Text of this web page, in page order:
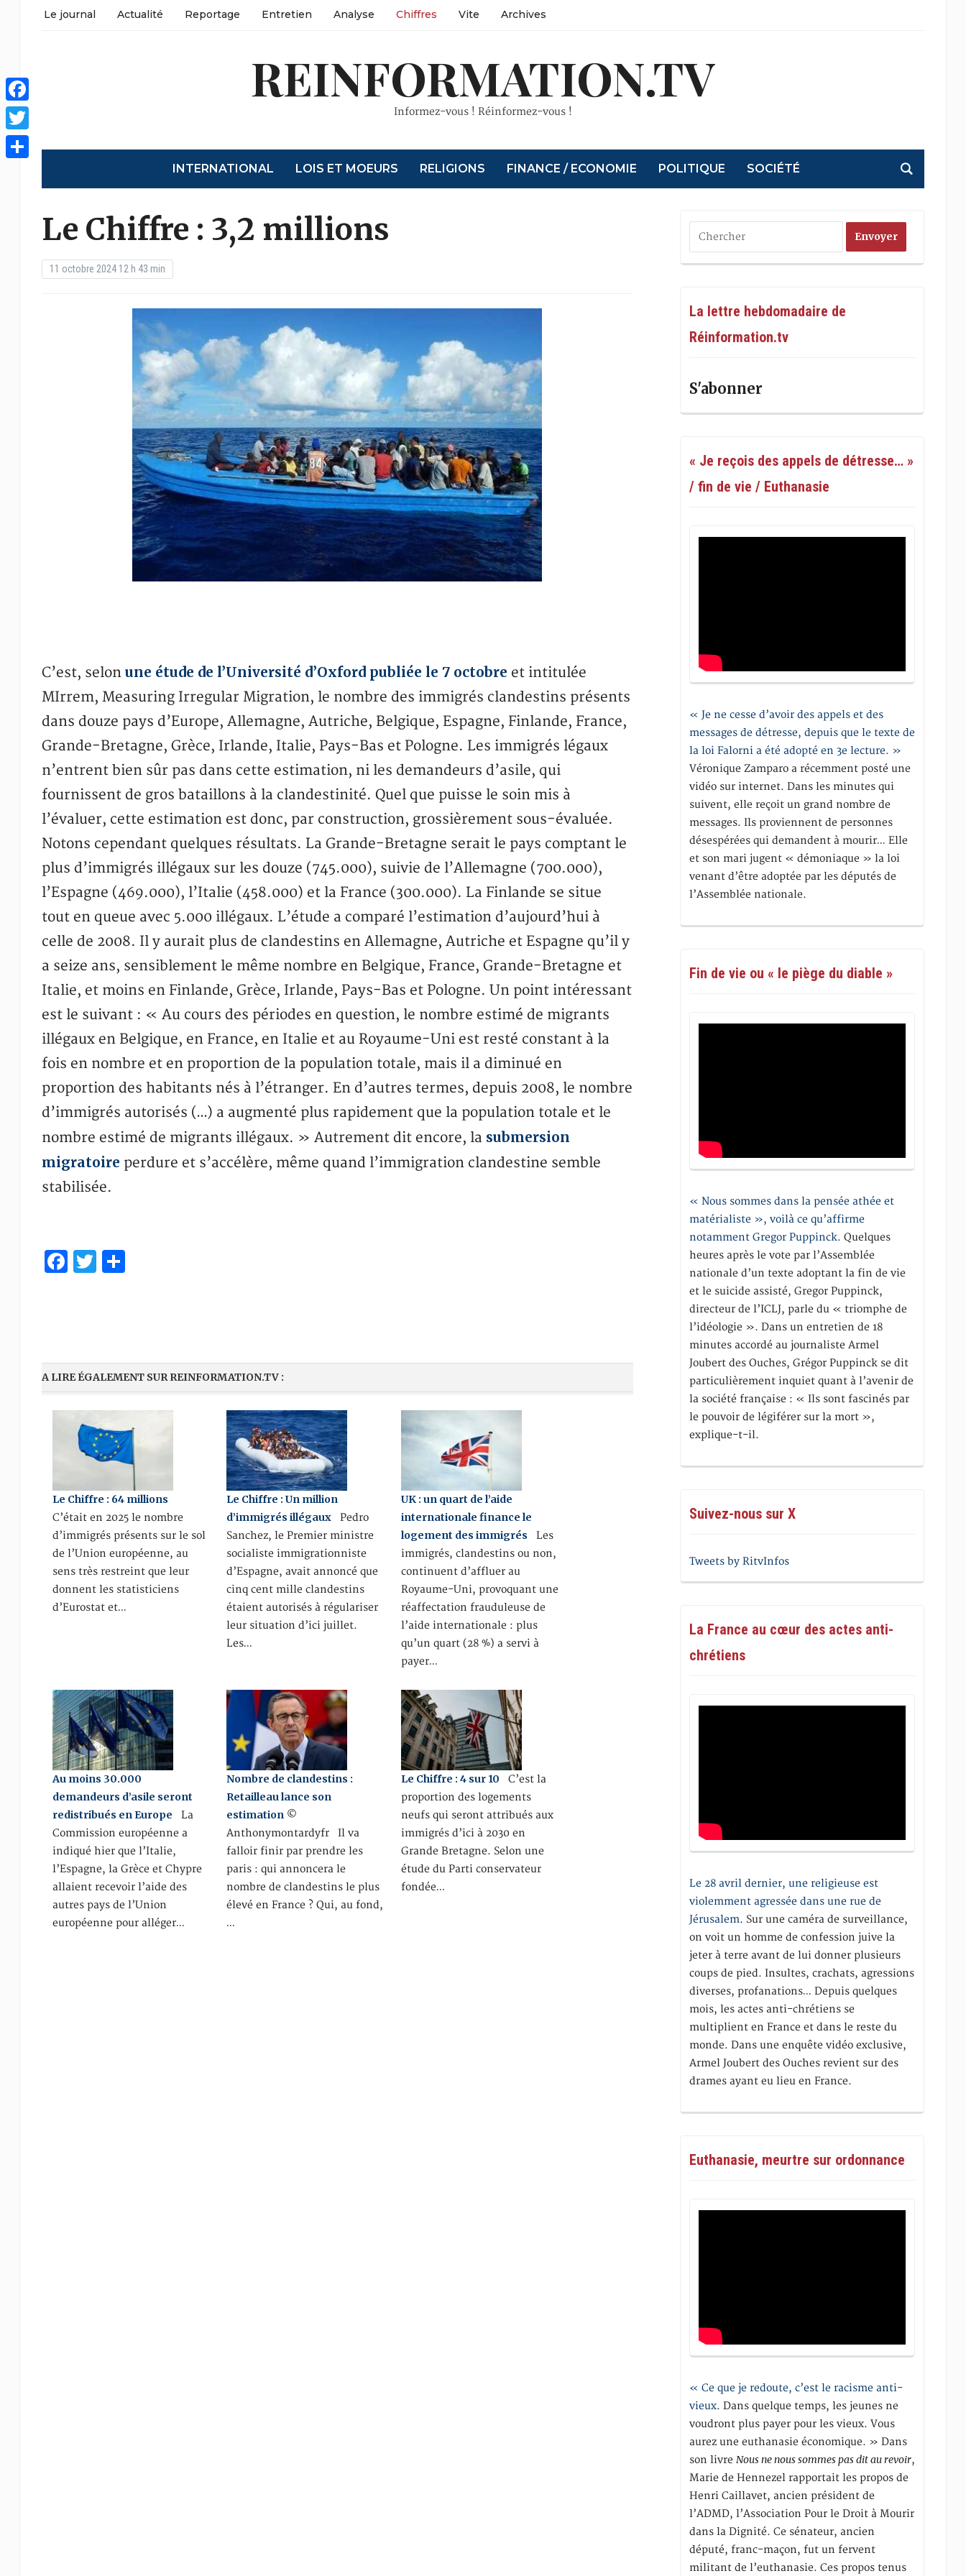
Le journal Actualité Reportage Entretien Analyse Chiffres Vite Archives
REINFORMATION.TV
Informez-vous ! Réinformez-vous !
INTERNATIONAL LOIS ET MOEURS RELIGIONS FINANCE / ECONOMIE POLITIQUE SOCIÉTÉ
Le Chiffre : 3,2 millions
11 octobre 2024 12 h 43 min
C’est, selon une étude de l’Université d’Oxford publiée le 7 octobre et intitulée
MIrrem, Measuring Irregular Migration, le nombre des immigrés clandestins présents
dans douze pays d’Europe, Allemagne, Autriche, Belgique, Espagne, Finlande, France,
Grande-Bretagne, Grèce, Irlande, Italie, Pays-Bas et Pologne. Les immigrés légaux
n’entrent bien sûr pas dans cette estimation, ni les demandeurs d’asile, qui
fournissent de gros bataillons à la clandestinité. Quel que puisse le soin mis à
l’évaluer, cette estimation est donc, par construction, grossièrement sous-évaluée.
Notons cependant quelques résultats. La Grande-Bretagne serait le pays comptant le
plus d’immigrés illégaux sur les douze (745.000), suivie de l’Allemagne (700.000),
l’Espagne (469.000), l’Italie (458.000) et la France (300.000). La Finlande se situe
tout en queue avec 5.000 illégaux. L’étude a comparé l’estimation d’aujourd’hui à
celle de 2008. Il y aurait plus de clandestins en Allemagne, Autriche et Espagne qu’il y
a seize ans, sensiblement le même nombre en Belgique, France, Grande-Bretagne et
Italie, et moins en Finlande, Grèce, Irlande, Pays-Bas et Pologne. Un point intéressant
est le suivant : « Au cours des périodes en question, le nombre estimé de migrants
illégaux en Belgique, en France, en Italie et au Royaume-Uni est resté constant à la
fois en nombre et en proportion de la population totale, mais il a diminué en
proportion des habitants nés à l’étranger. En d’autres termes, depuis 2008, le nombre
d’immigrés autorisés (…) a augmenté plus rapidement que la population totale et le
nombre estimé de migrants illégaux. » Autrement dit encore, la submersion
migratoire perdure et s’accélère, même quand l’immigration clandestine semble
stabilisée.
Facebook
Twitter
Partager
A LIRE ÉGALEMENT SUR REINFORMATION.TV :
Le Chiffre : 64 millions
C’était en 2025 le nombre
d’immigrés présents sur le sol
de l’Union européenne, au
sens très restreint que leur
donnent les statisticiens
d’Eurostat et…
Le Chiffre : Un million
d’immigrés illégaux Pedro
Sanchez, le Premier ministre
socialiste immigrationniste
d’Espagne, avait annoncé que
cinq cent mille clandestins
étaient autorisés à régulariser
leur situation d’ici juillet.
Les…
UK : un quart de l’aide
internationale finance le
logement des immigrés Les
immigrés, clandestins ou non,
continuent d’affluer au
Royaume-Uni, provoquant une
réaffectation frauduleuse de
l’aide internationale : plus
qu’un quart (28 %) a servi à
payer…
Au moins 30.000
demandeurs d’asile seront
redistribués en Europe La
Commission européenne a
indiqué hier que l’Italie,
l’Espagne, la Grèce et Chypre
allaient recevoir l’aide des
autres pays de l’Union
européenne pour alléger…
Nombre de clandestins :
Retailleau lance son
estimation ©
Anthonymontardyfr Il va
falloir finir par prendre les
paris : qui annoncera le
nombre de clandestins le plus
élevé en France ? Qui, au fond,
…
Le Chiffre : 4 sur 10 C’est la
proportion des logements
neufs qui seront attribués aux
immigrés d’ici à 2030 en
Grande Bretagne. Selon une
étude du Parti conservateur
fondée…
La lettre hebdomadaire de
Réinformation.tv
S'abonner
« Je reçois des appels de détresse… »
/ fin de vie / Euthanasie
« Je ne cesse d’avoir des appels et des
messages de détresse, depuis que le texte de
la loi Falorni a été adopté en 3e lecture. »
Véronique Zamparo a récemment posté une
vidéo sur internet. Dans les minutes qui
suivent, elle reçoit un grand nombre de
messages. Ils proviennent de personnes
désespérées qui demandent à mourir… Elle
et son mari jugent « démoniaque » la loi
venant d’être adoptée par les députés de
l’Assemblée nationale.
Fin de vie ou « le piège du diable »
« Nous sommes dans la pensée athée et
matérialiste », voilà ce qu’affirme
notamment Gregor Puppinck. Quelques
heures après le vote par l’Assemblée
nationale d’un texte adoptant la fin de vie
et le suicide assisté, Gregor Puppinck,
directeur de l’ICLJ, parle du « triomphe de
l’idéologie ». Dans un entretien de 18
minutes accordé au journaliste Armel
Joubert des Ouches, Grégor Puppinck se dit
particulièrement inquiet quant à l’avenir de
la société française : « Ils sont fascinés par
le pouvoir de légiférer sur la mort »,
explique-t-il.
Suivez-nous sur X
Tweets by RitvInfos
La France au cœur des actes anti-
chrétiens
Le 28 avril dernier, une religieuse est
violemment agressée dans une rue de
Jérusalem. Sur une caméra de surveillance,
on voit un homme de confession juive la
jeter à terre avant de lui donner plusieurs
coups de pied. Insultes, crachats, agressions
diverses, profanations… Depuis quelques
mois, les actes anti-chrétiens se
multiplient en France et dans le reste du
monde. Dans une enquête vidéo exclusive,
Armel Joubert des Ouches revient sur des
drames ayant eu lieu en France.
Euthanasie, meurtre sur ordonnance
« Ce que je redoute, c’est le racisme anti-
vieux. Dans quelque temps, les jeunes ne
voudront plus payer pour les vieux. Vous
aurez une euthanasie économique. » Dans
son livreNous ne nous sommes pas dit au revoir,
Marie de Hennezel rapportait les propos de
Henri Caillavet, ancien président de
l’ADMD, l’Association Pour le Droit à Mourir
dans la Dignité. Ce sénateur, ancien
député, franc-maçon, fut un fervent
militant de l’euthanasie. Ces propos tenus
Facebook
Twitter